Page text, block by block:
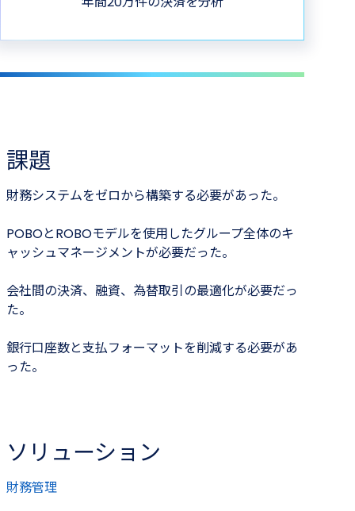
課題
財務システムをゼロから構築する必要があった。
POBOとROBOモデルを使用したグループ全体のキ
ャッシュマネージメントが必要だった。
会社間の決済、融資、為替取引の最適化が必要だっ
た。
銀行口座数と支払フォーマットを削減する必要があ
った。
ソリューション
財務管理